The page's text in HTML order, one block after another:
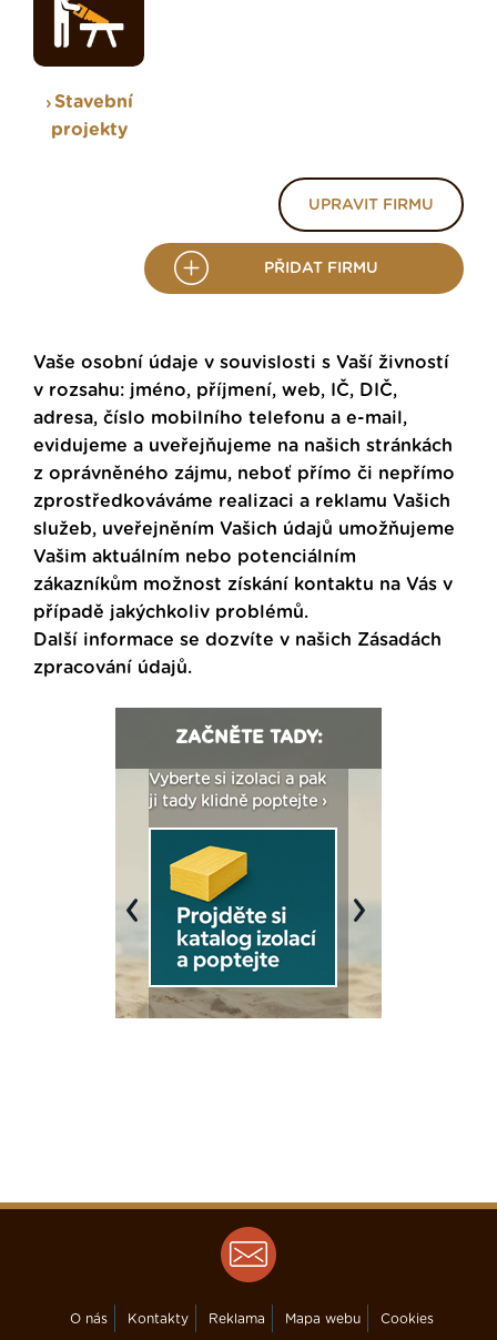
Stavební
projekty
UPRAVIT FIRMU
PŘIDAT FIRMU
Vaše osobní údaje v souvislosti s Vaší živností
v rozsahu: jméno, příjmení, web, IČ, DIČ,
adresa, číslo mobilního telefonu a e-mail,
evidujeme a uveřejňujeme na našich stránkách
z oprávněného zájmu, neboť přímo či nepřímo
zprostředkováváme realizaci a reklamu Vašich
služeb, uveřejněním Vašich údajů umožňujeme
Vašim aktuálním nebo potenciálním
zákazníkům možnost získání kontaktu na Vás v
případě jakýchkoliv problémů.
Další informace se dozvíte v našich Zásadách
zpracování údajů.
ZAČNĚTE TADY:
Vyberte si izolaci a pak
ji tady klidně poptejte ›
Previous Next
O nás Kontakty Reklama Mapa webu Cookies